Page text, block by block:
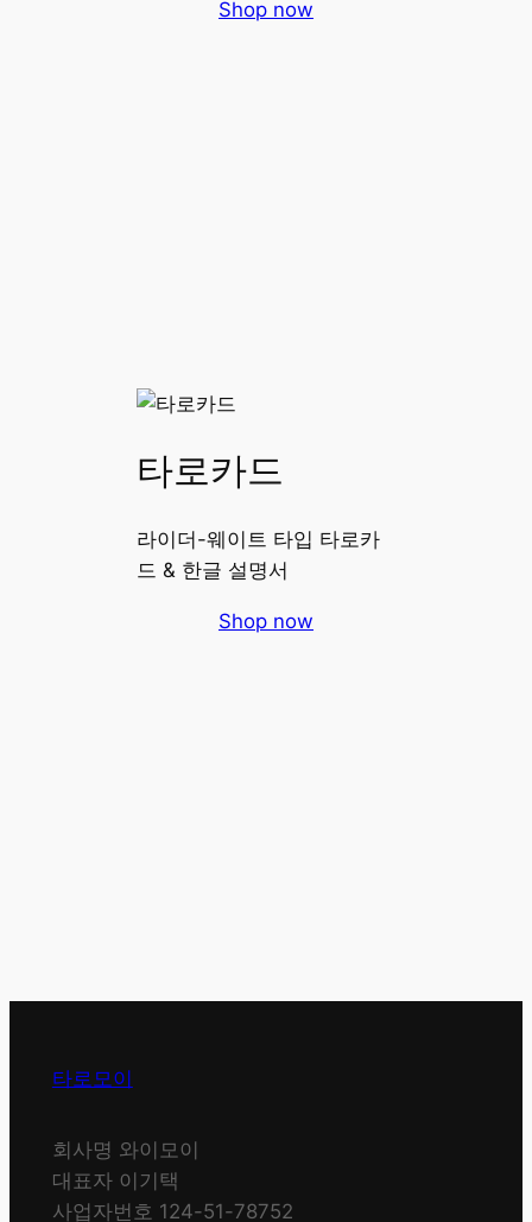
Shop now
타로카드
라이더-웨이트 타입 타로카
드 & 한글 설명서
Shop now
타로모이
회사명 와이모이
대표자 이기택
사업자번호 124-51-78752